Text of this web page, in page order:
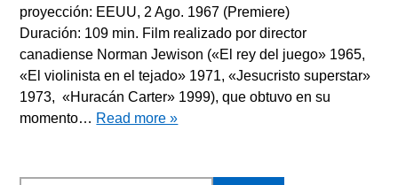
proyección: EEUU, 2 Ago. 1967 (Premiere)
Duración: 109 min. Film realizado por director
canadiense Norman Jewison («El rey del juego» 1965,
«El violinista en el tejado» 1971, «Jesucristo superstar»
1973, «Huracán Carter» 1999), que obtuvo en su
momento… Read more »